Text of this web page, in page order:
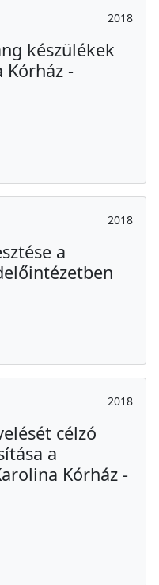
2018
készülékek
Kórház -
2018
a
2018
célzó
a
Kórház -